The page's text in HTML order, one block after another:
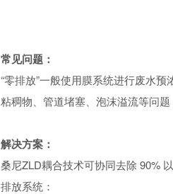
常见问题：
“零排放”一般使用膜系统进行废水
粘稠物、管道堵塞、泡沫溢流等问题
解决方案：
桑尼ZLD耦合技术可协同去除 90%
排放系统：